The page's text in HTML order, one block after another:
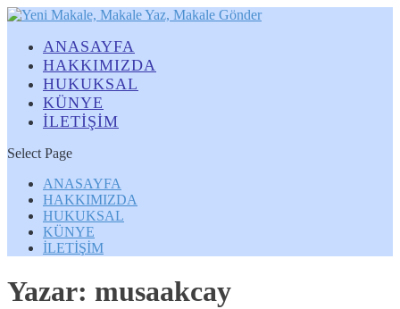
ANASAYFA
HAKKIMIZDA
HUKUKSAL
KÜNYE
İLETİŞİM
Select Page
ANASAYFA
HAKKIMIZDA
HUKUKSAL
KÜNYE
İLETİŞİM
Yazar: musaakcay